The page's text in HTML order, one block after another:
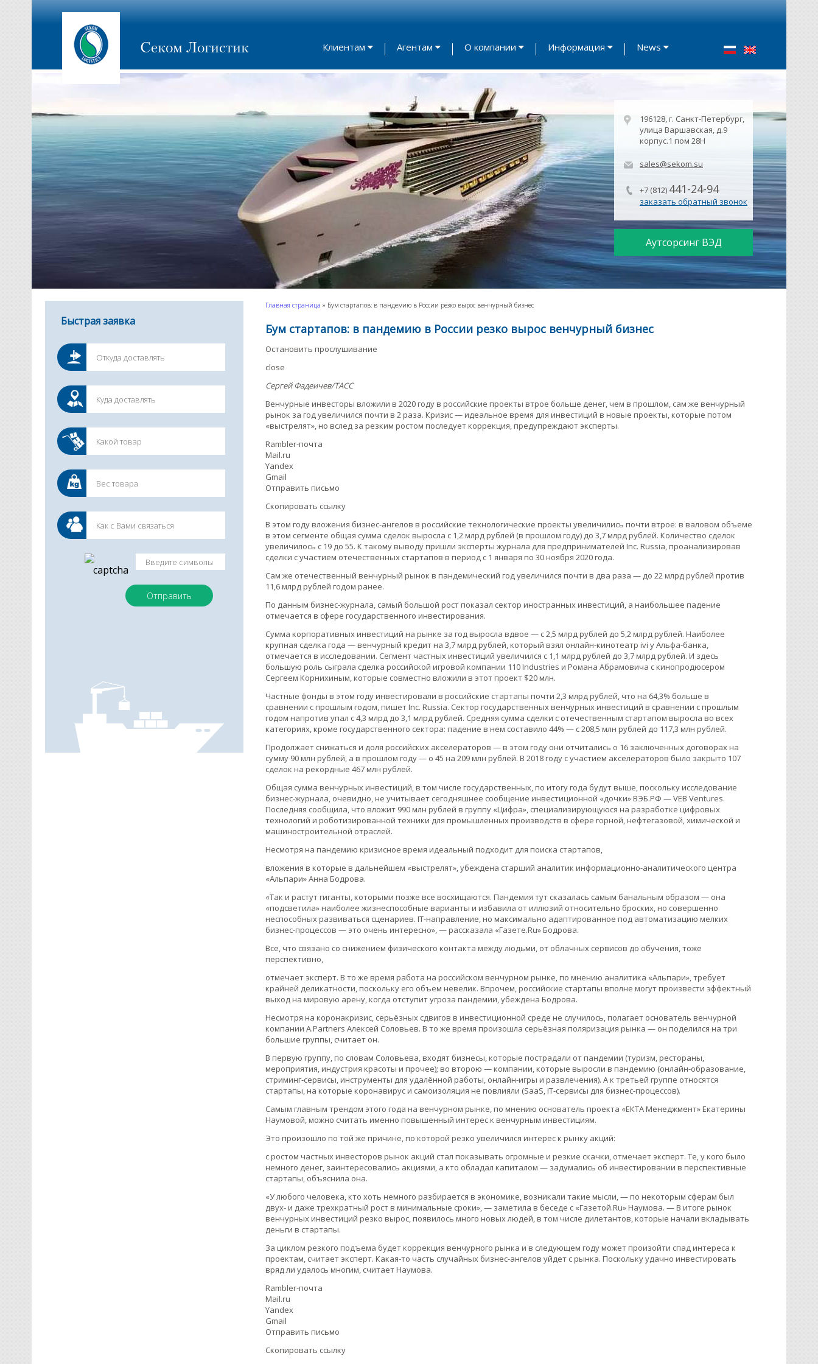
Секом Логистик Клиентам Агентам О компании Информация News
196128, г. Санкт-Петербург,
улица Варшавская, д.9
корпус.1 пом 28Н
sales@sekom.su
+7 (812) 441-24-94
заказать обратный звонок
Аутсорсинг ВЭД
Быстрая заявка
Главная страница » Бум стартапов: в пандемию в России резко вырос венчурный бизнес
Бум стартапов: в пандемию в России резко вырос венчурный бизнес
Остановить прослушивание
close
Сергей Фадеичев/ТАСС
Венчурные инвесторы вложили в 2020 году в российские проекты втрое больше денег, чем в прошлом, сам же венчурный
рынок за год увеличился почти в 2 раза. Кризис — идеальное время для инвестиций в новые проекты, которые потом
«выстрелят», но вслед за резким ростом последует коррекция, предупреждают эксперты.
Rambler-почта
Mail.ru
Yandex
Gmail
Отправить письмо
Скопировать ссылку
В этом году вложения бизнес-ангелов в российские технологические проекты увеличились почти втрое: в валовом объеме
в этом сегменте общая сумма сделок выросла с 1,2 млрд рублей (в прошлом году) до 3,7 млрд рублей. Количество сделок
увеличилось с 19 до 55. К такому выводу пришли эксперты журнала для предпринимателей Inc. Russia, проанализировав
сделки с участием отечественных стартапов в период с 1 января по 30 ноября 2020 года.
Сам же отечественный венчурный рынок в пандемический год увеличился почти в два раза — до 22 млрд рублей против
11,6 млрд рублей годом ранее.
По данным бизнес-журнала, самый большой рост показал сектор иностранных инвестиций, а наибольшее падение
отмечается в сфере государственного инвестирования.
Сумма корпоративных инвестиций на рынке за год выросла вдвое — с 2,5 млрд рублей до 5,2 млрд рублей. Наиболее
крупная сделка года — венчурный кредит на 3,7 млрд рублей, который взял онлайн-кинотеатр ivi у Альфа-банка,
отмечается в исследовании. Сегмент частных инвестиций увеличился с 1,1 млрд рублей до 3,7 млрд рублей. И здесь
большую роль сыграла сделка российской игровой компании 110 Industries и Романа Абрамовича с кинопродюсером
Сергеем Корнихиным, которые совместно вложили в этот проект $20 млн.
Частные фонды в этом году инвестировали в российские стартапы почти 2,3 млрд рублей, что на 64,3% больше в
сравнении с прошлым годом, пишет Inc. Russia. Сектор государственных венчурных инвестиций в сравнении с прошлым
годом напротив упал с 4,3 млрд до 3,1 млрд рублей. Средняя сумма сделки с отечественным стартапом выросла во всех
категориях, кроме государственного сектора: падение в нем составило 44% — с 208,5 млн рублей до 117,3 млн рублей.
Продолжает снижаться и доля российских акселераторов — в этом году они отчитались о 16 заключенных договорах на
сумму 90 млн рублей, а в прошлом году — о 45 на 209 млн рублей. В 2018 году с участием акселераторов было закрыто 107
сделок на рекордные 467 млн рублей.
Общая сумма венчурных инвестиций, в том числе государственных, по итогу года будут выше, поскольку исследование
бизнес-журнала, очевидно, не учитывает сегодняшнее сообщение инвестиционной «дочки» ВЭБ.РФ — VEB Ventures.
Последняя сообщила, что вложит 990 млн рублей в группу «Цифра», специализирующуюся на разработке цифровых
технологий и роботизированной техники для промышленных производств в сфере горной, нефтегазовой, химической и
машиностроительной отраслей.
Несмотря на пандемию кризисное время идеальный подходит для поиска стартапов,
вложения в которые в дальнейшем «выстрелят», убеждена старший аналитик информационно-аналитического центра
«Альпари» Анна Бодрова.
«Так и растут гиганты, которыми позже все восхищаются. Пандемия тут сказалась самым банальным образом — она
«подсветила» наиболее жизнеспособные варианты и избавила от иллюзий относительно броских, но совершенно
неспособных развиваться сценариев. IT-направление, но максимально адаптированное под автоматизацию мелких
бизнес-процессов — это очень интересно», — рассказала «Газете.Ru» Бодрова.
Все, что связано со снижением физического контакта между людьми, от облачных сервисов до обучения, тоже
перспективно,
отмечает эксперт. В то же время работа на российском венчурном рынке, по мнению аналитика «Альпари», требует
крайней деликатности, поскольку его объем невелик. Впрочем, российские стартапы вполне могут произвести эффектный
выход на мировую арену, когда отступит угроза пандемии, убеждена Бодрова.
Несмотря на коронакризис, серьёзных сдвигов в инвестиционной среде не случилось, полагает основатель венчурной
компании A.Partners Алексей Соловьев. В то же время произошла серьёзная поляризация рынка — он поделился на три
большие группы, считает он.
В первую группу, по словам Соловьева, входят бизнесы, которые пострадали от пандемии (туризм, рестораны,
мероприятия, индустрия красоты и прочее); во второю — компании, которые выросли в пандемию (онлайн-образование,
стриминг-сервисы, инструменты для удалённой работы, онлайн-игры и развлечения). А к третьей группе относятся
стартапы, на которые коронавирус и самоизоляция не повлияли (SaaS, IT-сервисы для бизнес-процессов).
Самым главным трендом этого года на венчурном рынке, по мнению основатель проекта «ЕКТА Менеджмент» Екатерины
Наумовой, можно считать именно повышенный интерес к венчурным инвестициям.
Это произошло по той же причине, по которой резко увеличился интерес к рынку акций:
с ростом частных инвесторов рынок акций стал показывать огромные и резкие скачки, отмечает эксперт. Те, у кого было
немного денег, заинтересовались акциями, а кто обладал капиталом — задумались об инвестировании в перспективные
стартапы, объяснила она.
«У любого человека, кто хоть немного разбирается в экономике, возникали такие мысли, — по некоторым сферам был
двух- и даже трехкратный рост в минимальные сроки», — заметила в беседе с «Газетой.Ru» Наумова. — В итоге рынок
венчурных инвестиций резко вырос, появилось много новых людей, в том числе дилетантов, которые начали вкладывать
деньги в стартапы.
За циклом резкого подъема будет коррекция венчурного рынка и в следующем году может произойти спад интереса к
проектам, считает эксперт. Какая-то часть случайных бизнес-ангелов уйдет с рынка. Поскольку удачно инвестировать
вряд ли удалось многим, считает Наумова.
Rambler-почта
Mail.ru
Yandex
Gmail
Отправить письмо
Скопировать ссылку